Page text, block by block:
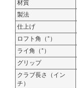
材質
製法
仕上げ
ロフト角（°）
ライ角（°）
グリップ
クラブ長さ（イン
チ）